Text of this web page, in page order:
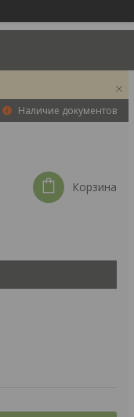
Наличие документов
Корзина